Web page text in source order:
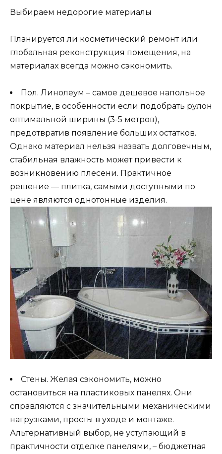
Выбираем недорогие материалы
Планируется ли косметический ремонт или
глобальная реконструкция помещения, на
материалах всегда можно сэкономить.
Пол. Линолеум – самое дешевое напольное
покрытие, в особенности если подобрать рулон
оптимальной ширины (3-5 метров),
предотвратив появление больших остатков.
Однако материал нельзя назвать долговечным,
стабильная влажность может привести к
возникновению плесени. Практичное
решение — плитка, самыми доступными по
цене являются однотонные изделия.
Стены. Желая сэкономить, можно
остановиться на пластиковых панелях. Они
справляются с значительными механическими
нагрузками, просты в уходе и монтаже.
Альтернативный выбор, не уступающий в
практичности отделке панелями, – бюджетная